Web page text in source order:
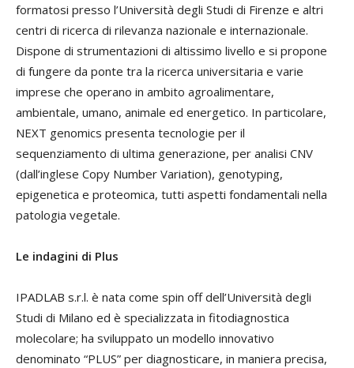
formatosi presso l’Università degli Studi di Firenze e altri
centri di ricerca di rilevanza nazionale e internazionale.
Dispone di strumentazioni di altissimo livello e si propone
di fungere da ponte tra la ricerca universitaria e varie
imprese che operano in ambito agroalimentare,
ambientale, umano, animale ed energetico. In particolare,
NEXT genomics presenta tecnologie per il
sequenziamento di ultima generazione, per analisi CNV
(dall’inglese Copy Number Variation), genotyping,
epigenetica e proteomica, tutti aspetti fondamentali nella
patologia vegetale.
Le indagini di Plus
IPADLAB s.r.l. è nata come spin off dell’Università degli
Studi di Milano ed è specializzata in fitodiagnostica
molecolare; ha sviluppato un modello innovativo
denominato “PLUS” per diagnosticare, in maniera precisa,